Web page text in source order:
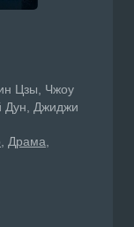
Цзы, Чжоу
Дун, Джиджи
Драма